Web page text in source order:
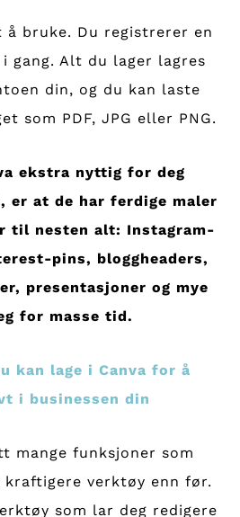
å bruke. Du registrerer en
gang. Alt du lager lagres
din, og du kan laste
som PDF, JPG eller PNG.
ekstra nyttig for deg
er at de har ferdige maler
til nesten alt: Instagram-
pins, bloggheaders,
presentasjoner og mye
for masse tid.
kan lage i Canva for å
i businessen din
mange funksjoner som
verktøy enn før.
som lar deg redigere